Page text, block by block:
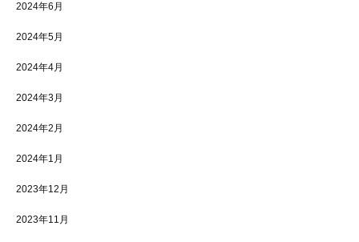
2024年6月
2024年5月
2024年4月
2024年3月
2024年2月
2024年1月
2023年12月
2023年11月